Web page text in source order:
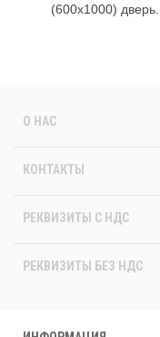
(600x1000) дверь...
О НАС
КОНТАКТЫ
РЕКВИЗИТЫ C НДС
РЕКВИЗИТЫ БЕЗ НДС